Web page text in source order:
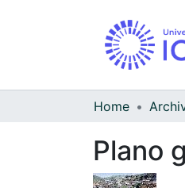
Home
Plano